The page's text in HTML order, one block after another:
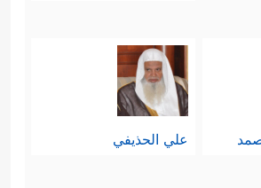
علي الحذيفي